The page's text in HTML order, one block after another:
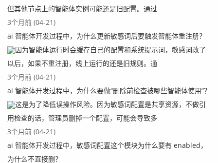
但其他节点上的智能体实例可能还是旧配置。通过
3个月前 (04-21)
ai 智能体开发过程中，为什么更新敏感词后要触发智能体重注册？
因为智能体运行时会缓存自己的配置和系统提示词，敏感词改了
以后，如果不重注册，线上运行的还是旧规则。通
3个月前 (04-21)
ai 智能体开发过程中，为什么要做“删除前检查被哪些智能体使用”？
这是为了降低误操作风险。因为敏感词配置是共享资源，不做引
用检查的话，管理员删掉一个配置，可能会导致多
3个月前 (04-21)
ai 智能体开发过程中，敏感词配置这个模块为什么要有 enabled，
为什么不直接删？